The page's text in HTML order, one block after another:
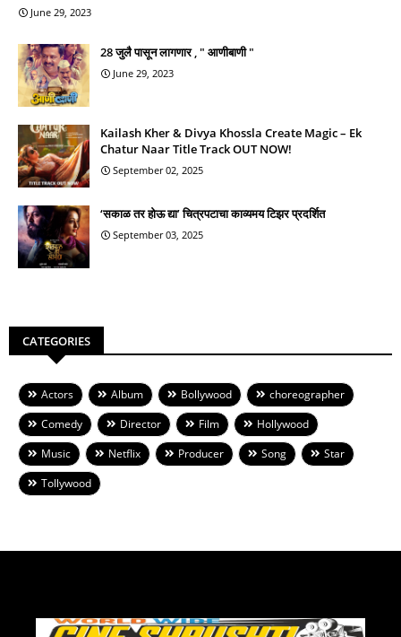
June 29, 2023
28 जुलै पासून लागणार , " आणीबाणी "
June 29, 2023
Kailash Kher & Divya Khossla Create Magic – Ek
Chatur Naar Title Track OUT NOW!
September 02, 2025
‘सकाळ तर होऊ द्या’ चित्रपटाचा काव्यमय टिझर प्रदर्शित
September 03, 2025
CATEGORIES
Actors Album Bollywood
choreographer
Comedy
Director Film
Hollywood
Music
Netflix Producer Song
Star
Tollywood